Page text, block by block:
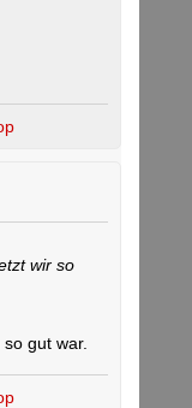
wir so
gut war.